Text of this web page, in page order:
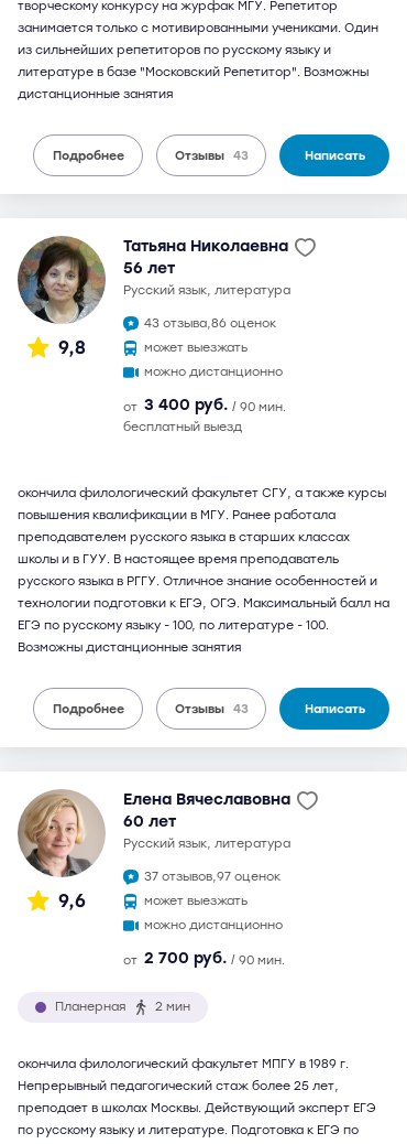
творческому конкурсу на журфак МГУ. Репетитор
занимается только с мотивированными учениками. Один
из сильнейших репетиторов по русскому языку и
литературе в базе "Московский Репетитор". Возможны
дистанционные занятия
Подробнее Отзывы 43 Написать
9,8
Татьяна Николаевна
56 лет
русский язык, литература
43 отзыва,86 оценок
может выезжать
можно дистанционно
от 3 400 руб. / 90 мин.
бесплатный выезд
окончила филологический факультет СГУ, а также курсы
повышения квалификации в МГУ. Ранее работала
преподавателем русского языка в старших классах
школы и в ГУУ. В настоящее время преподаватель
русского языка в РГГУ. Отличное знание особенностей и
технологии подготовки к ЕГЭ, ОГЭ. Максимальный балл на
ЕГЭ по русскому языку - 100, по литературе - 100.
Возможны дистанционные занятия
Подробнее Отзывы 43 Написать
9,6
Елена Вячеславовна
60 лет
русский язык, литература
37 отзывов,97 оценок
может выезжать
можно дистанционно
от 2 700 руб. / 90 мин.
Планерная 2 мин
окончила филологический факультет МПГУ в 1989 г.
Непрерывный педагогический стаж более 25 лет,
преподает в школах Москвы. Действующий эксперт ЕГЭ
по русскому языку и литературе. Подготовка к ЕГЭ по